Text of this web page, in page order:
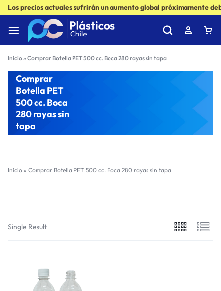
Los precios actuales sufrirán un aumento global próximamente
Inicio» Comprar Botella PET 500 cc. Boca 280 rayas sin tapa
Comprar
Botella PET
500 cc. Boca
280 rayas sin
tapa
Inicio » Comprar Botella PET 500 cc. Boca 280 rayas sin tapa
Single Result